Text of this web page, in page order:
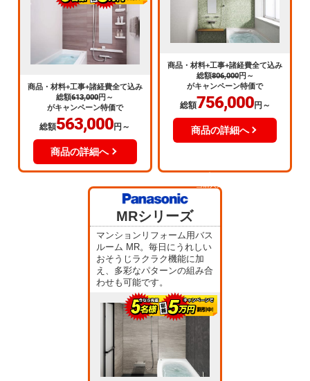
商品・材料+工事+諸経費全て込み
総額613,000円～
がキャンペーン特価で
総額563,000円～
商品の詳細へ
商品・材料+工事+諸経費全て込み
総額806,000円～
がキャンペーン特価で
総額756,000円～
商品の詳細へ
MRシリーズ
マンションリフォーム用バス
ルーム MR。毎日にうれしい
おそうじラクラク機能に加
え、多彩なパターンの組み合
わせも可能です。